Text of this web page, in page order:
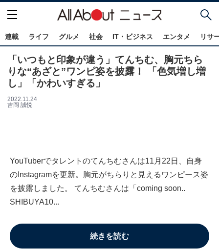
連載 ライフ グルメ 社会 IT・ビジネス エンタメ リサ
「いつもと印象が違う」てんちむ、胸元ちら
りな“あざと”ワンピ姿を披露！ 「色気増し増
し」「かわいすぎる」
2022.11.24
吉岡 誠悦
YouTuberでタレントのてんちむさんは11月22日、自身
のInstagramを更新。胸元がちらりと見えるワンピース姿
を披露しました。 てんちむさんは「coming soon..
SHIBUYA10...
続きを読む